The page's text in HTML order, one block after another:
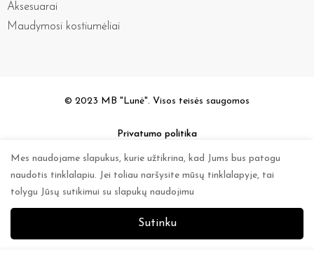
Aksesuarai
Maudymosi kostiumėliai
© 2023 MB "Lunė". Visos teisės saugomos
Privatumo politika
Mes naudojame slapukus, kurie užtikrina, kad Jums bus patogu
naudotis tinklalapiu. Jei toliau naršysite mūsų tinklalapyje, tai
tolygu Jūsų sutikimui su slapukų naudojimu
Sutinku
0